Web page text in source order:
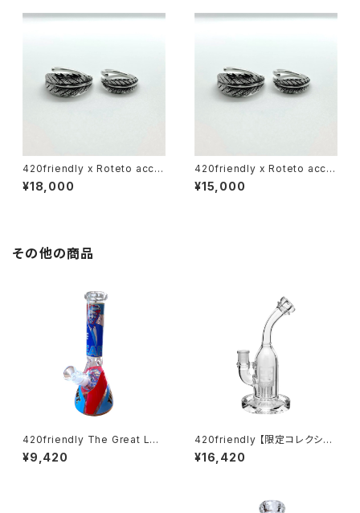
420friendly x Roteto acce
ssory / Leaf Silver Ring – R
aw Texture（20号｜サイズオ
¥18,000
420friendly x Roteto acce
ssory / Leaf Silver Ring – R
aw Texture（10号｜サイズオ
¥15,000
その他の商品
420friendly The Great Lea
der Beaker Bong - ガラスボ
ング（26cm）
¥9,420
420friendly 【限定コレクショ
ン】EG Glass Tree Perc Diff
user Dab Rig / ガラスボング
¥16,420